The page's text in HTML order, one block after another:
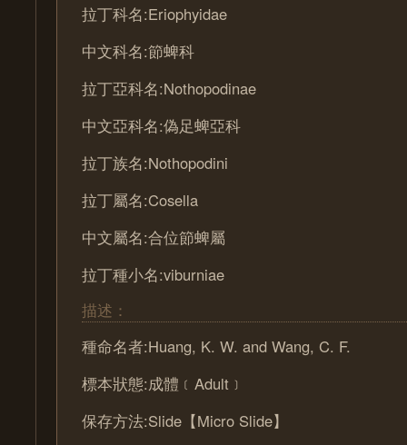
拉丁科名:Eriophyidae
中文科名:節蜱科
拉丁亞科名:Nothopodinae
中文亞科名:偽足蜱亞科
拉丁族名:Nothopodini
拉丁屬名:Cosella
中文屬名:合位節蜱屬
拉丁種小名:viburniae
描述：
種命名者:Huang, K. W. and Wang, C. F.
標本狀態:成體﹝Adult﹞
保存方法:Slide【Micro Slide】